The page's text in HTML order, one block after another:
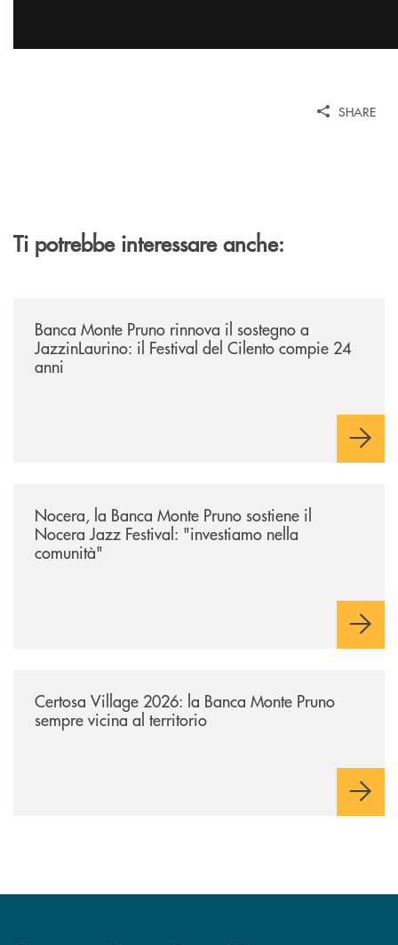
SHARE
Ti potrebbe interessare anche:
Banca Monte Pruno rinnova il sostegno a
JazzinLaurino: il Festival del Cilento compie 24
anni
Nocera, la Banca Monte Pruno sostiene il
Nocera Jazz Festival: "investiamo nella
comunità"
Certosa Village 2026: la Banca Monte Pruno
sempre vicina al territorio